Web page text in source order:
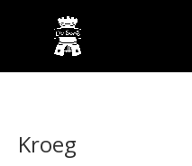
Kroeg